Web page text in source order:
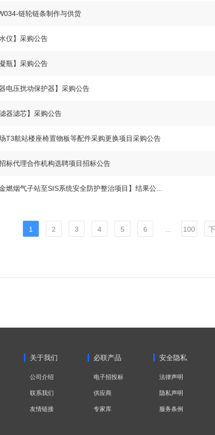
链轮链条制作与供货
仪】采购公告
瓶】采购公告
电压扰动保护器】采购公告
器滤芯】采购公告
T3航站楼座椅置物板等配件采购更换项目采购公告
标代理合作机构选聘项目招标公告
燃烟气子站至SIS系统安全防护整治项目】结果公...
1 2 3 4 5 6 100
关于我们
公司介绍
联系我们
友情链接
必联产品
电子招投标
供应商
专家库
安全隐私
法律声明
隐私声明
服务条例